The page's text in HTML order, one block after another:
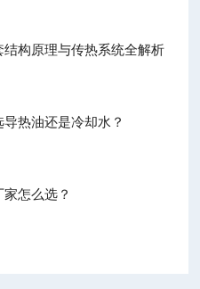
构原理与传热系统全解析
热油还是冷却水？
怎么选？